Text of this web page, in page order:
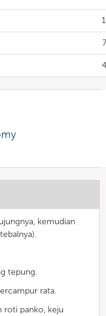
kemudian
tepung.
rata.
roti panko, keju